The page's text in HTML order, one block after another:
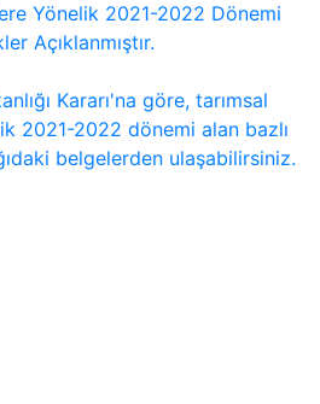
Yönelik 2021-2022 Dönemi
Açıklanmıştır.
Kararı'na göre, tarımsal
2021-2022 dönemi alan bazlı
belgelerden ulaşabilirsiniz.